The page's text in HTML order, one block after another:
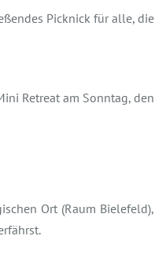
Picknick für alle, die
Retreat am Sonntag, den
Ort (Raum Bielefeld),